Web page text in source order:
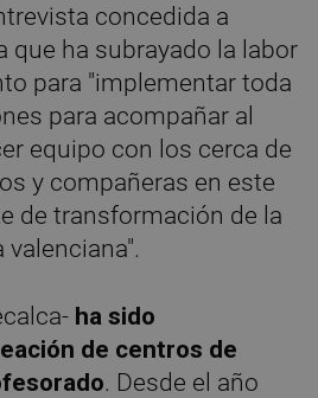
concedida a
que ha subrayado la labor
para "implementar toda
para acompañar al
equipo con los cerca de
y compañeras en este
de transformación de la
ha sido
de centros de
. Desde el año